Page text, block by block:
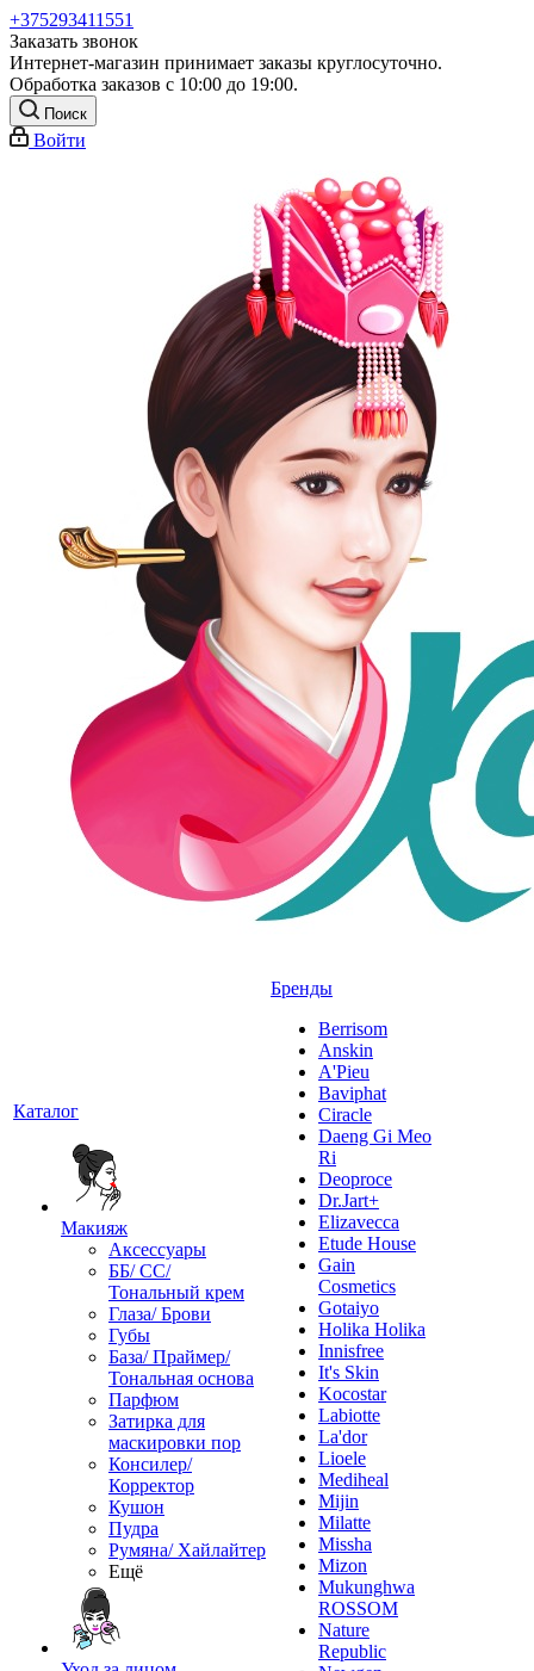
+375293411551
Заказать звонок
Интернет-магазин принимает заказы круглосуточно.
Обработка заказов с 10:00 до 19:00.
Поиск
Войти
Каталог
Макияж
Аксессуары
ББ/ СС/
Тональный крем
Глаза/ Брови
Губы
База/ Праймер/
Тональная основа
Парфюм
Затирка для
маскировки пор
Консилер/
Корректор
Кушон
Пудра
Румяна/ Хайлайтер
Ещё
Бренды
Berrisom
Anskin
A'Pieu
Baviphat
Ciracle
Daeng Gi Meo
Ri
Deoproce
Dr.Jart+
Elizavecca
Etude House
Gain
Cosmetics
Gotaiyo
Holika Holika
Innisfree
It's Skin
Kocostar
Labiotte
La'dor
Lioele
Mediheal
Mijin
Milatte
Missha
Mizon
Mukunghwa
ROSSOM
Nature
Republic